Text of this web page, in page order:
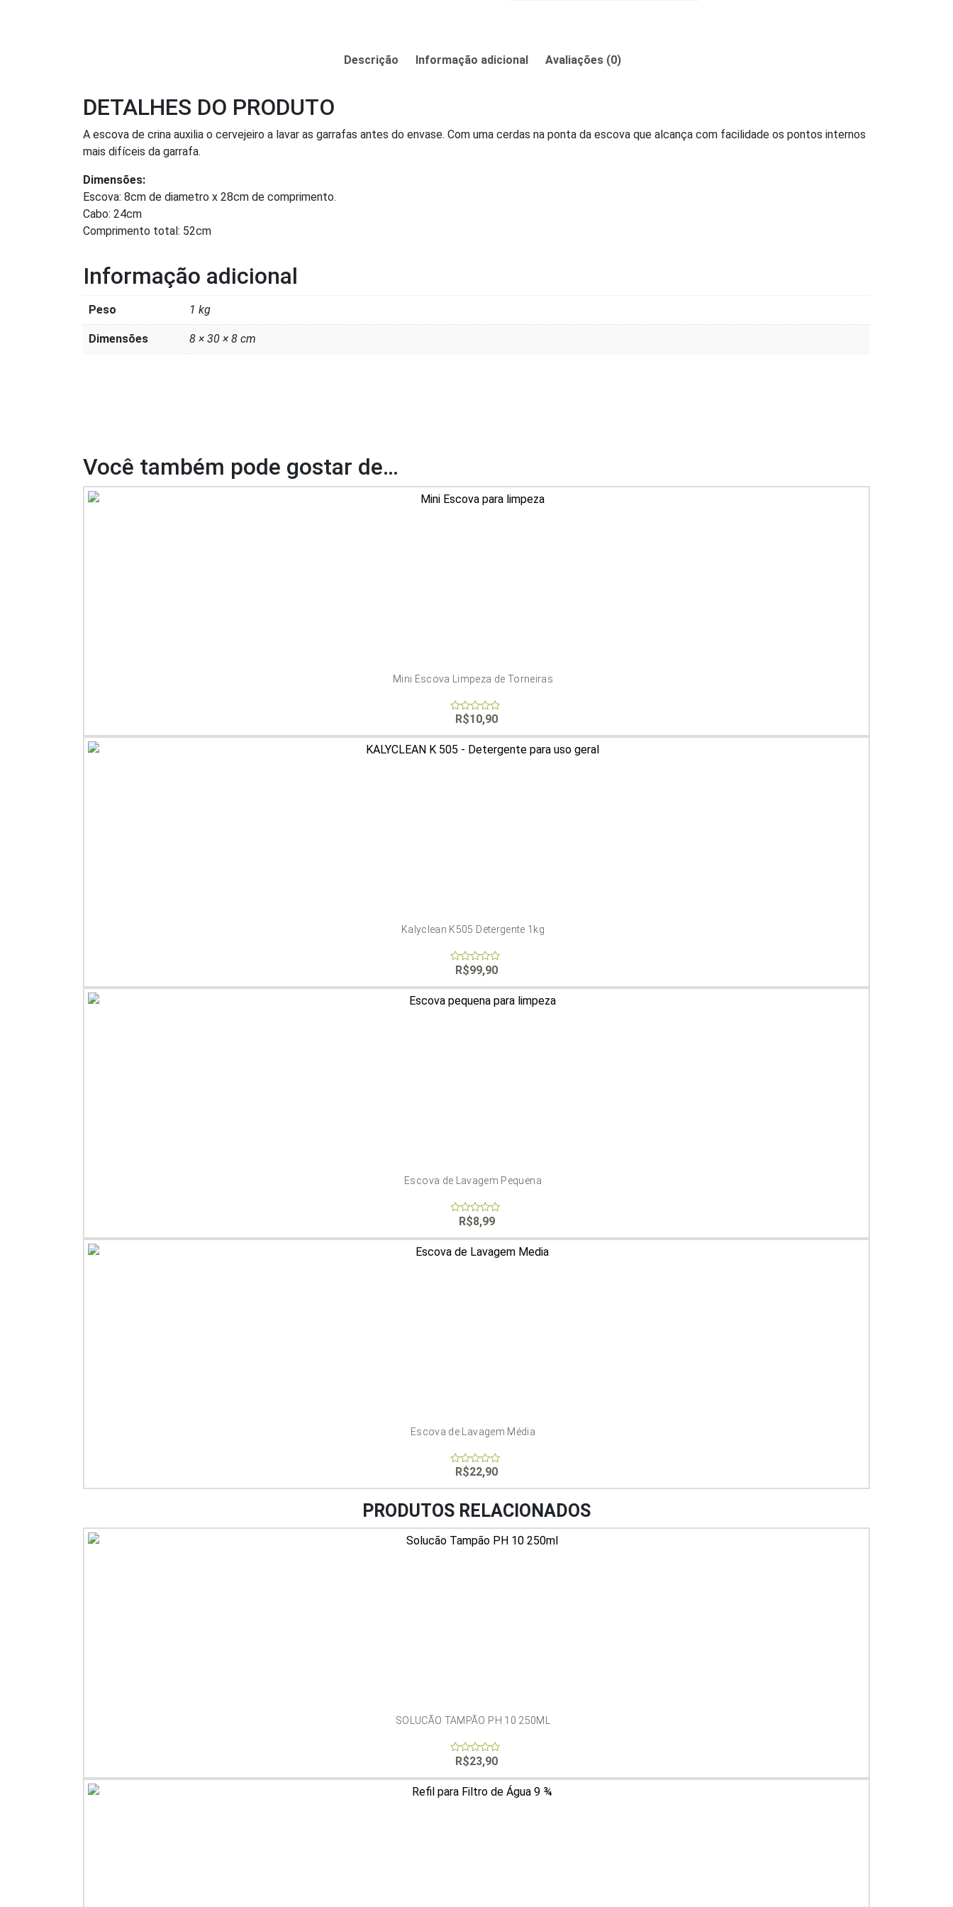
Descrição Informação adicional Avaliações (0)
DETALHES DO PRODUTO
A escova de crina auxilia o cervejeiro a lavar as garrafas antes do envase. Com uma cerdas na ponta da escova que alcança com facilidade os pontos internos
mais difíceis da garrafa.
Dimensões:
Escova: 8cm de diametro x 28cm de comprimento.
Cabo: 24cm
Comprimento total: 52cm
Informação adicional
Peso 1 kg
Dimensões 8 × 30 × 8 cm
Você também pode gostar de…
Mini Escova Limpeza de Torneiras
of
5
R$10,90
Kalyclean K505 Detergente 1kg
of
5
R$99,90
Escova de Lavagem Pequena
of
5
R$8,99
Escova de Lavagem Média
of
R$22,90
PRODUTOS RELACIONADOS
SOLUCÃO TAMPÃO PH 10 250ML
of
5
R$23,90